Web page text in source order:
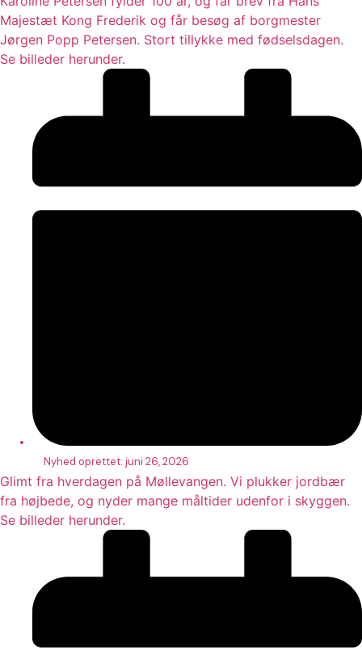
Majestæt Kong Frederik og får besøg af borgmester
Jørgen Popp Petersen. Stort tillykke med fødselsdagen.
Se billeder herunder.
Nyhed oprettet: juni 26, 2026
Glimt fra hverdagen på Møllevangen. Vi plukker jordbær
fra højbede, og nyder mange måltider udenfor i skyggen.
Se billeder herunder.